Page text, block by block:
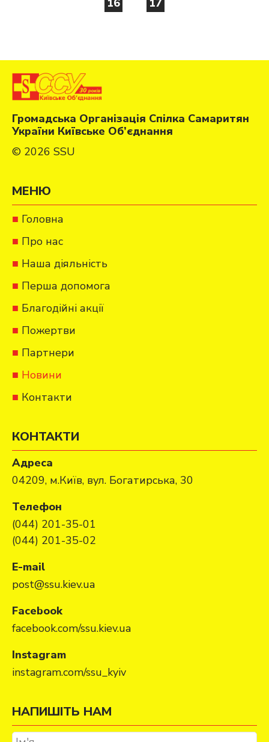
Громадська Організація Спілка Самаритян
України Київське Об’єднання
© 2026 SSU
МЕНЮ
Головна
Про нас
Наша діяльність
Перша допомога
Благодійні акції
Пожертви
Партнери
Новини
Контакти
КОНТАКТИ
Адреса
04209, м.Київ, вул. Богатирська, 30
Телефон
(044) 201-35-01
(044) 201-35-02
E-mail
post@ssu.kiev.ua
Facebook
facebook.com/ssu.kiev.ua
Instagram
instagram.com/ssu_kyiv
НАПИШІТЬ НАМ